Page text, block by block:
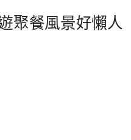
聚餐風景好懶人